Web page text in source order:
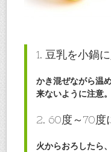
1. 豆乳を小鍋
かき混ぜながら温
来ないように注意。
2. 60度～70度
火からおろしたら